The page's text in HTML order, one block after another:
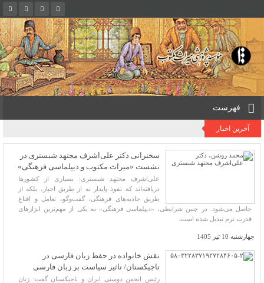
فهرست
آخرین اخبار
سخنرانی دکتر علی‌اشرف مجتهد شبستری در
نشست «میراث مکتوب و دیپلماسی فرهنگی»
علی‌اشرف مجتهد شبستری: بسیاری از کشورها
دریافته‌اند که نفوذ پایدار نه از طریق اجبار، بلکه از
طریق جاذبه‌های فرهنگی، گفت‌وگو، تعامل و اقناع
حاصل می‌شود. در چنین شرایطی، «دیپلماسی فرهنگی» به یکی از مهم‌ترین ابزارهای
قدرت نرم تبدیل شده است.
چهارشنبه 10 تیر 1405
نقش خانواده در حفظ زبان فارسی در
تاجیکستان/ تاثیر سیاست بر زبان فارسی
رئیس انجمن دوستی ایران و تاجیکستان گفت: زبان